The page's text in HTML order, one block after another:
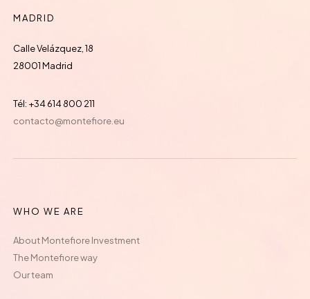
MADRID
Calle Velázquez, 18
28001 Madrid
Tél: +34 614 800 211
contacto@montefiore.eu
WHO WE ARE
About Montefiore Investment
The Montefiore way
Our team